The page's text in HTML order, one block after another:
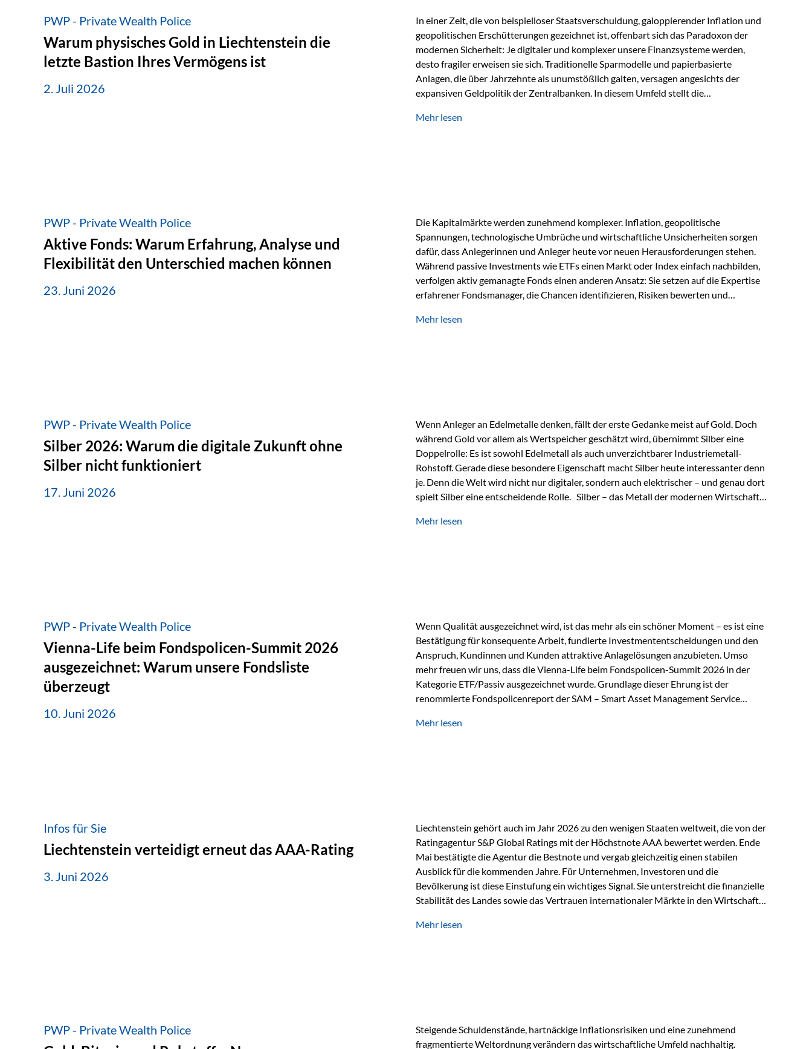
PWP - Private Wealth Police
Warum physisches Gold in Liechtenstein die
letzte Bastion Ihres Vermögens ist
2. Juli 2026
In einer Zeit, die von beispielloser Staatsverschuldung, galoppierender Inflation und
geopolitischen Erschütterungen gezeichnet ist, offenbart sich das Paradoxon der
modernen Sicherheit: Je digitaler und komplexer unsere Finanzsysteme werden,
desto fragiler erweisen sie sich. Traditionelle Sparmodelle und papierbasierte
Anlagen, die über Jahrzehnte als unumstößlich galten, versagen angesichts der
expansiven Geldpolitik der Zentralbanken. In diesem Umfeld stellt die
die modernste und strategisch klügste Antwort auf globale Instabilität. Physische
Mehr lesen
PWP - Private Wealth Police
Aktive Fonds: Warum Erfahrung, Analyse und
Flexibilität den Unterschied machen können
23. Juni 2026
Die Kapitalmärkte werden zunehmend komplexer. Inflation, geopolitische
Spannungen, technologische Umbrüche und wirtschaftliche Unsicherheiten sorgen
dafür, dass Anlegerinnen und Anleger heute vor neuen Herausforderungen stehen.
Während passive Investments wie ETFs einen Markt oder Index einfach nachbilden,
verfolgen aktiv gemanagte Fonds einen anderen Ansatz: Sie setzen auf die Expertise
erfahrener Fondsmanager, die Chancen identifizieren, Risiken bewerten und
geprägt ist, kann diese aktive Herangehensweise einen entscheidenden Mehrwert
Mehr lesen
PWP - Private Wealth Police
Silber 2026: Warum die digitale Zukunft ohne
Silber nicht funktioniert
17. Juni 2026
Wenn Anleger an Edelmetalle denken, fällt der erste Gedanke meist auf Gold. Doch
während Gold vor allem als Wertspeicher geschätzt wird, übernimmt Silber eine
Doppelrolle: Es ist sowohl Edelmetall als auch unverzichtbarer Industriemetall-
Rohstoff. Gerade diese besondere Eigenschaft macht Silber heute interessanter denn
je. Denn die Welt wird nicht nur digitaler, sondern auch elektrischer – und genau dort
spielt Silber eine entscheidende Rolle. Silber – das Metall der modernen Wirtschaft
Eigenschaft macht es für zahlreiche Zukunftstechnologien praktisch unverzichtbar.
Mehr lesen
PWP - Private Wealth Police
Vienna-Life beim Fondspolicen-Summit 2026
ausgezeichnet: Warum unsere Fondsliste
überzeugt
10. Juni 2026
Wenn Qualität ausgezeichnet wird, ist das mehr als ein schöner Moment – es ist eine
Bestätigung für konsequente Arbeit, fundierte Investmententscheidungen und den
Anspruch, Kundinnen und Kunden attraktive Anlagelösungen anzubieten. Umso
mehr freuen wir uns, dass die Vienna-Life beim Fondspolicen-Summit 2026 in der
Kategorie ETF/Passiv ausgezeichnet wurde. Grundlage dieser Ehrung ist der
renommierte Fondspolicenreport der SAM – Smart Asset Management Service
und verglichen wurden. Das Ergebnis: Die ETF-Auswahl der Vienna-Life zählt zu den
Mehr lesen
Infos für Sie
Liechtenstein verteidigt erneut das AAA-Rating
3. Juni 2026
Liechtenstein gehört auch im Jahr 2026 zu den wenigen Staaten weltweit, die von der
Ratingagentur S&P Global Ratings mit der Höchstnote AAA bewertet werden. Ende
Mai bestätigte die Agentur die Bestnote und vergab gleichzeitig einen stabilen
Ausblick für die kommenden Jahre. Für Unternehmen, Investoren und die
Bevölkerung ist diese Einstufung ein wichtiges Signal. Sie unterstreicht die finanzielle
Stabilität des Landes sowie das Vertrauen internationaler Märkte in den Wirtschafts-
Herausforderungen Die weltwirtschaftlichen Rahmenbedingungen bleiben
Mehr lesen
PWP - Private Wealth Police
Steigende Schuldenstände, hartnäckige Inflationsrisiken und eine zunehmend
fragmentierte Weltordnung verändern das wirtschaftliche Umfeld nachhaltig.